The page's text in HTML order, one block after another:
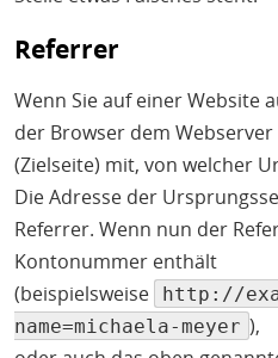
Referrer
Wenn Sie auf einer Website
der Browser dem
(Zielseite) mit, von welcher
Die Adresse der
Referrer. Wenn nun der
Kontonummer enthält
(beispielsweise
http://
name=michaela-meyer ),